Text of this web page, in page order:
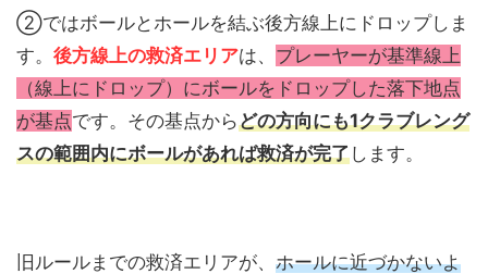
②ではボールとホールを結ぶ後方線上にドロップしま
す。 後方線上の救済エリアは、 プレーヤーが基準線上
（線上にドロップ）にボールをドロップした落下地点
が基点です。その基点からどの方向にも1クラブレング
スの範囲内にボールがあれば救済が完了します。
旧ルールまでの救済エリアが、 ホールに近づかないよ